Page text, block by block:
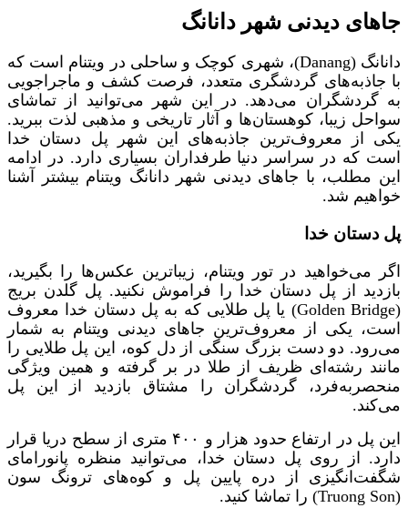
جاهای دیدنی شهر دانانگ
دانانگ (Danang)، شهری کوچک و ساحلی در ویتنام است که
با جاذبه‌های گردشگری متعدد، فرصت کشف و ماجراجویی
به گردشگران می‌دهد. در این شهر می‌توانید از تماشای
سواحل زیبا، کوهستان‌ها و آثار تاریخی و مذهبی لذت ببرید.
یکی از معروف‌ترین جاذبه‌های این شهر پل دستان خدا
است که در سراسر دنیا طرفداران بسیاری دارد. در ادامه
این مطلب، با جاهای دیدنی شهر دانانگ ویتنام بیشتر آشنا
خواهیم شد.
پل دستان خدا
اگر می‌خواهید در تور ویتنام، زیباترین عکس‌ها را بگیرید،
بازدید از پل دستان خدا را فراموش نکنید. پل گلدن بریج
(Golden Bridge) یا پل طلایی که به پل دستان خدا معروف
است، یکی از معروف‌ترین جاهای دیدنی ویتنام به شمار
می‌رود. دو دست بزرگ سنگی از دل کوه، این پل طلایی را
مانند رشته‌ای ظریف از طلا در بر گرفته‌ و همین ویژگی
منحصربه‌فرد، گردشگران را مشتاق بازدید از این پل
می‌کند.
این پل در ارتفاع حدود هزار و ۴۰۰ متری از سطح دریا قرار
دارد. از روی پل دستان خدا، می‌توانید منظره‌ پانورامای
شگفت‌انگیزی از دره‌ پایین پل و کوه‌های ترونگ سون
(Truong Son) را تماشا کنید.